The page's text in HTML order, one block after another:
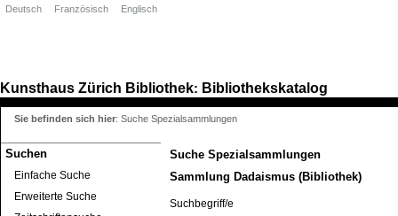
Kunsthaus Zürich Bibliothek: Bibliothekskatalog
Suchen
Einfache Suche
Erweiterte Suche
Deutsch Französisch Englisch
Sie befinden sich hier: Suche Spezialsammlungen
Suche Spezialsammlungen
Sammlung Dadaismus (Bibliothek)
Suchbegriff/e